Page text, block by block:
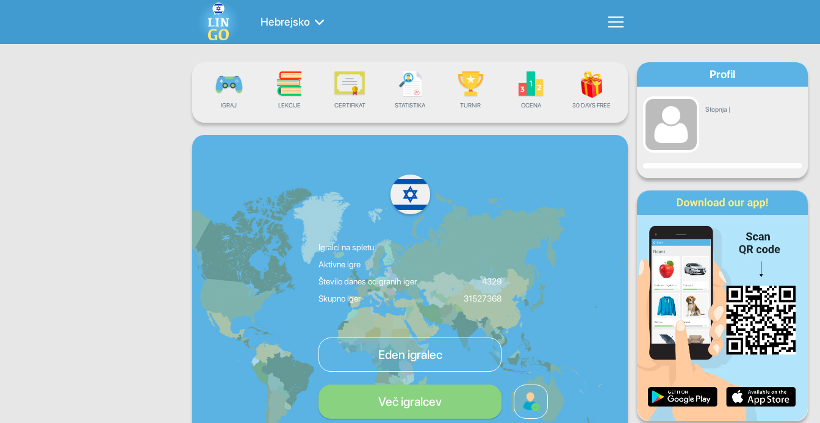
Hebrejsko
IGRAJ LEKCIJE CERTIFIKAT STATISTIKA TURNIR OCENA 30 DAYS FREE
Igralci na spletu
Aktivne igre
Število danes odigranih iger
4329
Skupno iger
31527368
Eden igralec
Več igralcev
Profil
Stopnja |
Napredek
Pon Sre Čet
Sob Ned
Dnevni napredek
Mesečni napredek
Celotni napredek